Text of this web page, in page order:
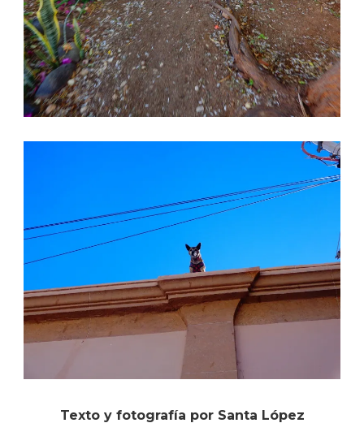
Texto y fotografía por Santa López